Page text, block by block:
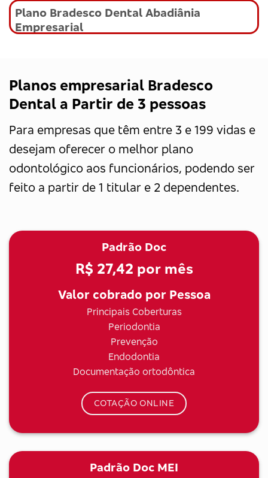
Plano Bradesco Dental Abadiânia
Empresarial
Planos empresarial Bradesco
Dental a Partir de 3 pessoas
Para empresas que têm entre 3 e 199 vidas e
desejam oferecer o melhor plano
odontológico aos funcionários, podendo ser
feito a partir de 1 titular e 2 dependentes.
Padrão Doc
R$ 27,42 por mês
Valor cobrado por Pessoa
Principais Coberturas
Periodontia
Prevenção
Endodontia
Documentação ortodôntica
COTAÇÃO ONLINE
Padrão Doc MEI